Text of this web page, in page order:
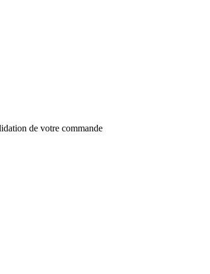
de votre commande